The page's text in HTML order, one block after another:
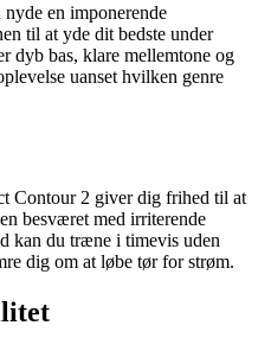
en imponerende
til at yde dit bedste under
dyb bas, klare mellemtone og
uanset hvilken genre
Contour 2 giver dig frihed til at
besværet med irriterende
kan du træne i timevis uden
dig om at løbe tør for strøm.